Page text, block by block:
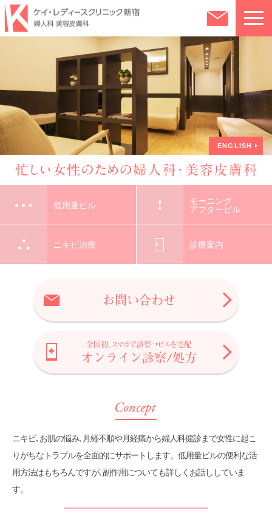
クリニック紹介
ピルについて
ピルとは？
低用量ピル
モーニング アフターピル
ニキビ治療
ピルのオンライン処方
診療案内・費用
婦人科（自費診療）
婦人科（保険診療）
よくある質問
アクセス・診療時間
メール相談
オンライン診察/処方 スタッフ募集
ENGLISH
ENGLISH
低用量ピル
モーニング
アフターピル
ニキビ治療 診療案内
お問い合わせ
全国初。スマホで診察→ピルを宅配
オンライン診察/処方
ニキビ､お肌の悩み､月経不順や月経痛から婦人科健診まで女性に起こ
りがちなトラブルを全面的にサポートします。 低用量ピルの便利な活
用方法はもちろんですが､副作用についても詳しくお話ししていま
す。